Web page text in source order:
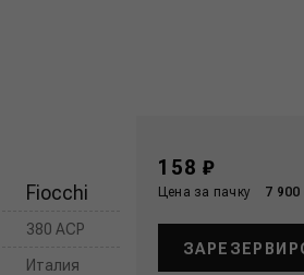
Fiocchi
380 ACP
Италия
158 ₽
Цена за пачку 7 900